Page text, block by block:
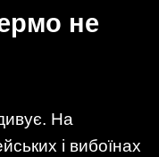
не
На
і вибоїнах